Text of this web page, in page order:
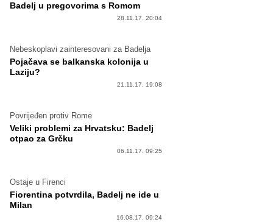
Badelj u pregovorima s Romom
28.11.17. 20:04
Nebeskoplavi zainteresovani za Badelja
Pojačava se balkanska kolonija u
Laziju?
21.11.17. 19:08
Povrijeđen protiv Rome
Veliki problemi za Hrvatsku: Badelj
otpao za Grčku
06.11.17. 09:25
Ostaje u Firenci
Fiorentina potvrdila, Badelj ne ide u
Milan
16.08.17. 09:24